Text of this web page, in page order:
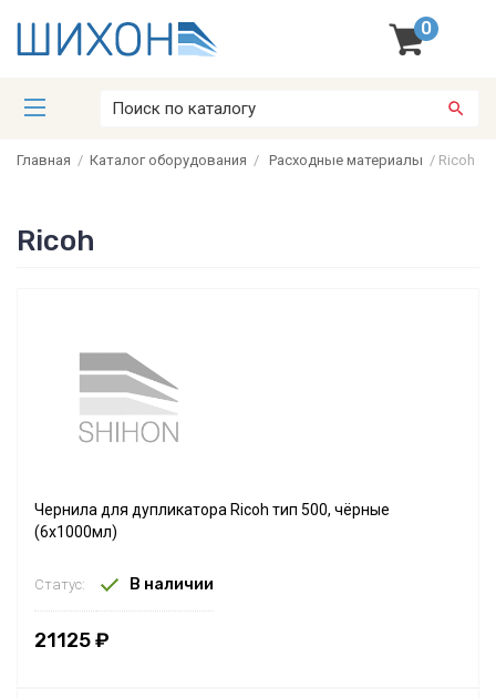
0
Главная / Каталог оборудования / Расходные материалы / Ricoh
Ricoh
Чернила для дупликатора Ricoh тип 500, чёрные
(6х1000мл)
Статус: В наличии
21125 ₽